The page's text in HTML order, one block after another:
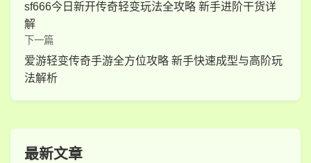
sf666今日新开传奇轻变玩法全攻略 新手进阶干货详
解
下一篇
爱游轻变传奇手游全方位攻略 新手快速成型与高阶玩
法解析
最新文章